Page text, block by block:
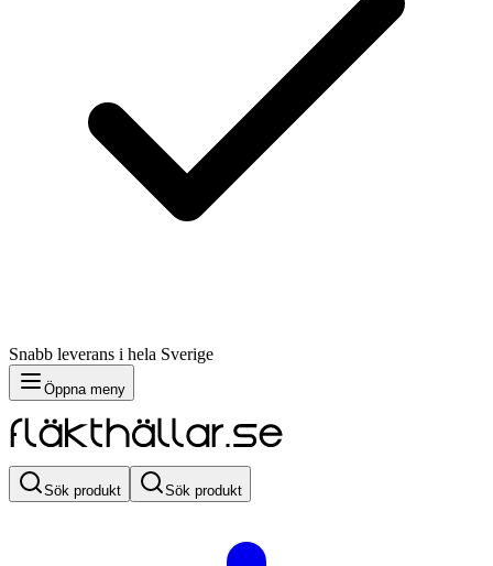
Snabb leverans i hela Sverige
Öppna meny
Sök produkt Sök produkt